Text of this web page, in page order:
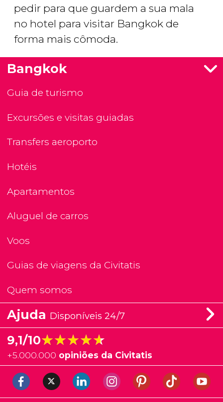
pedir para que guardem a sua mala
no hotel para visitar Bangkok de
forma mais cômoda.
Bangkok
Guia de turismo
Excursões e visitas guiadas
Transfers aeroporto
Hotéis
Apartamentos
Aluguel de carros
Voos
Guias de viagens da Civitatis
Quem somos
Ajuda Disponíveis 24/7
9,1/10★★★★★
★★★★★
+5.000.000 opiniões da Civitatis